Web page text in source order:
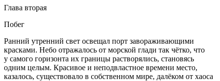
Глава вторая
Побег
Ранний утренний свет освещал порт завораживающими
красками. Небо отражалось от морской глади так чётко, что
у самого горизонта их границы растворялись, становясь
одним целым. Красивое и неподвластное времени место,
казалось, существовало в собственном мире, далёком от хаоса